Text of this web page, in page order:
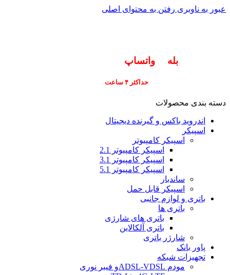
عبور به ناوبری رفتن به محتوای اصلی
بله واتساپ
حداکثر ۴ ساعت
دسته بندی محصولات
اندروید باکس و گیرنده دیجیتال
اسپیکر
اسپیکر کامپیوتر
اسپیکر کامپیوتر 2.1
اسپیکر کامپیوتر 3.1
اسپیکر کامپیوتر 5.1
ساندبار
اسپیکر قابل حمل
باتری و لوازم جانبی
باتری ها
باتری های شارژی
باتری آلکالاین
شارژر باتری
پاور بانک
تجهیزات شبکه
مودم ADSL-VDSLو فیبر نوری